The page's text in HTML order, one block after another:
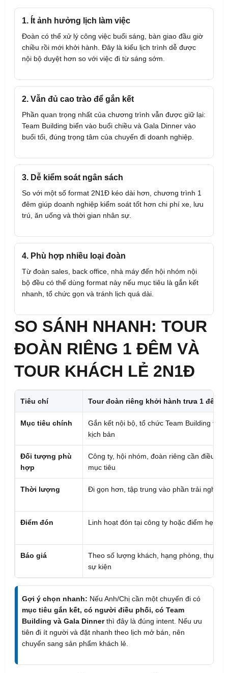
1. Ít ảnh hưởng lịch làm việc
Đoàn có thể xử lý công việc buổi sáng, bàn giao đầu giờ
chiều rồi mới khởi hành. Đây là kiểu lịch trình dễ được
nội bộ duyệt hơn so với việc đi từ sáng sớm.
2. Vẫn đủ cao trào để gắn kết
Phần quan trọng nhất của chương trình vẫn được giữ lại:
Team Building biển vào buổi chiều và Gala Dinner vào
buổi tối, đúng trọng tâm của chuyến đi doanh nghiệp.
3. Dễ kiểm soát ngân sách
So với một số format 2N1Đ kéo dài hơn, chương trình 1
đêm giúp doanh nghiệp kiểm soát tốt hơn chi phí xe, lưu
trú, ăn uống và thời gian nhân sự.
4. Phù hợp nhiều loại đoàn
Từ đoàn sales, back office, nhà máy đến hội nhóm nội
bộ đều có thể dùng format này nếu mục tiêu là gắn kết
nhanh, tổ chức gọn và tránh lịch quá dài.
SO SÁNH NHANH: TOUR
ĐOÀN RIÊNG 1 ĐÊM VÀ
TOUR KHÁCH LẺ 2N1Đ
Tiêu chí Tour đoàn riêng khởi hành trưa 1 đêm
Mục tiêu chính
Gắn kết nội bộ, tổ chức Team Building và
kịch bản
Đối tượng phù
hợp
Công ty, hội nhóm, đoàn riêng cần điều
mục tiêu
Thời lượng Đi gọn hơn, tập trung vào phần trải
Điểm đón Linh hoạt đón tại công ty hoặc điểm hẹn
Báo giá
Theo số lượng khách, hạng phòng, thực
sự kiện
Gợi ý chọn nhanh: Nếu Anh/Chị cần một chuyến đi có
mục tiêu gắn kết, có người điều phối, có Team
Building và Gala Dinnerthì đây là đúng intent. Nếu ưu
tiên đi ít người và đặt nhanh theo lịch mở bán, nên
chuyển sang sản phẩm khách lẻ.